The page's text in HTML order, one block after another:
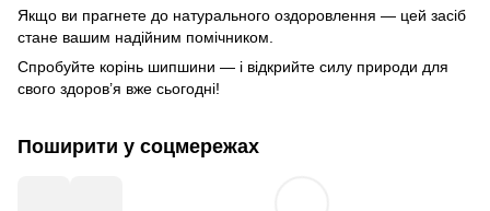
Якщо ви прагнете до натурального оздоровлення — цей засіб
стане вашим надійним помічником.
Спробуйте корінь шипшини — і відкрийте силу природи для
свого здоров’я вже сьогодні!
Поширити у соцмережах